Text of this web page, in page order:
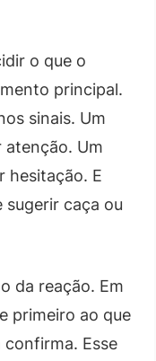
o que o
principal.
sinais. Um
atenção. Um
hesitação. E
sugerir caça ou
da reação. Em
primeiro ao que
confirma. Esse